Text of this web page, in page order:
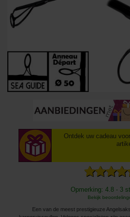
Ontdek uw cadeau
Opmerking: 4.8 - 3
Bekijk
Een van de meest prestigieuze